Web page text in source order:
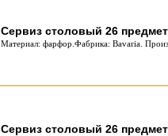
Сервиз столовый 26
Материал: фарфор.Фабрика: Bavaria.
Сервиз столовый 26